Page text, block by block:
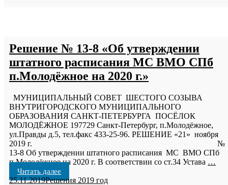
Решение № 13-8 «Об утверждении
штатного расписания МС ВМО СПб
п.Молодёжное на 2020 г.»
МУНИЦИПАЛЬНЫЙ СОВЕТ ШЕСТОГО СОЗЫВА
ВНУТРИГОРОДСКОГО МУНИЦИПАЛЬНОГО
ОБРАЗОВАНИЯ САНКТ-ПЕТЕРБУРГА ПОСЁЛОК
МОЛОДЁЖНОЕ 197729 Санкт-Петербург, п.Молодёжное,
ул.Правды д.5, тел.факс 433-25-96. РЕШЕНИЕ «21» ноября
2019 г. №
13-8 Об утверждении штатного расписания МС ВМО СПб
п.Молодёжное на 2020 г. В соответствии со ст.34 Устава …
Читать далее
25.11.2019Решения 2019 год